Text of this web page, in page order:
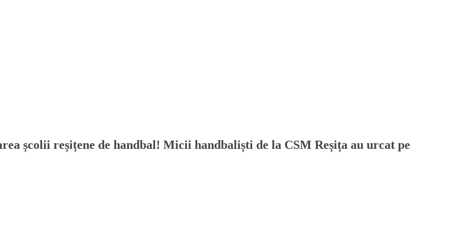
școlii reșițene de handbal! Micii handbaliști de la CSM Reșița au urcat pe